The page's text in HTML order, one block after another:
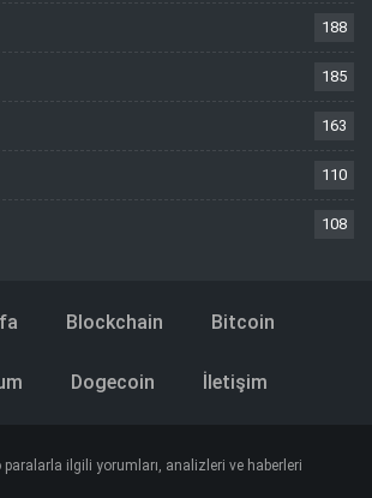
188
185
163
110
108
Blockchain Bitcoin
Dogecoin İletişim
ilgili yorumları, analizleri ve haberleri